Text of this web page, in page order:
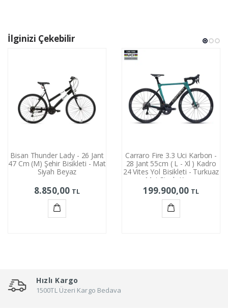
İlginizi Çekebilir
Bisan Thunder Lady - 26 Jant
47 Cm (M) Şehir Bisikleti - Mat
Siyah Beyaz
8.850,00 TL
Carraro Fire 3.3 Uci Karbon -
28 Jant 55cm ( L - Xl ) Kadro
24 Vites Yol Bisikleti - Turkuaz
Mat Siyah Krom
199.900,00 TL
Hızlı Kargo
1500TL Üzeri Kargo Bedava